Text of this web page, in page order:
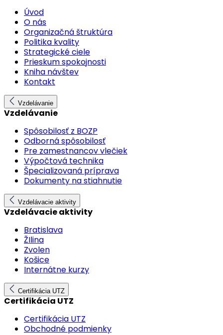
Úvod
O nás
Organizačná štruktúra
Politika kvality
Strategické ciele
Prieskum spokojnosti
Kniha návštev
Kontakt
Vzdelávanie
Vzdelávanie
Spôsobilosť z BOZP
Odborná spôsobilosť
Pre zamestnancov vlečiek
Výpočtová technika
Špecializovaná príprava
Dokumenty na stiahnutie
Vzdelávacie aktivity
Vzdelávacie aktivity
Bratislava
ŽIlina
Zvolen
Košice
Internátne kurzy
Certifikácia UTZ
Certifikácia UTZ
Certifikácia UTZ
Obchodné podmienky